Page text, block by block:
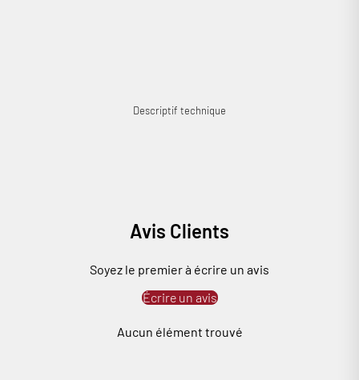
Descriptif technique
Avis Clients
Soyez le premier à écrire un avis
Écrire un avis
Aucun élément trouvé
Connectez-vous à votre compte pour ajouter des produits à
votre liste de souhaits et afficher vos articles précédemment